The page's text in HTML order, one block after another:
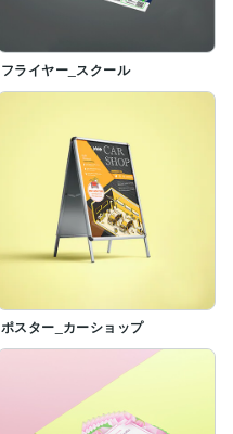
フライヤー_スクール
ポスター_カーショップ